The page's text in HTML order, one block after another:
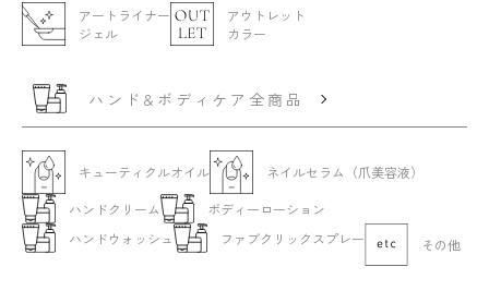
アートライナー
ジェル
アウトレット
カラー
ハンド&ボディケア全商品
キューティクルオイル
ネイルセラム（爪美容液）
ハンドクリーム
ボディーローション
ハンドウォッシュ
ファブクリックスプレー その他